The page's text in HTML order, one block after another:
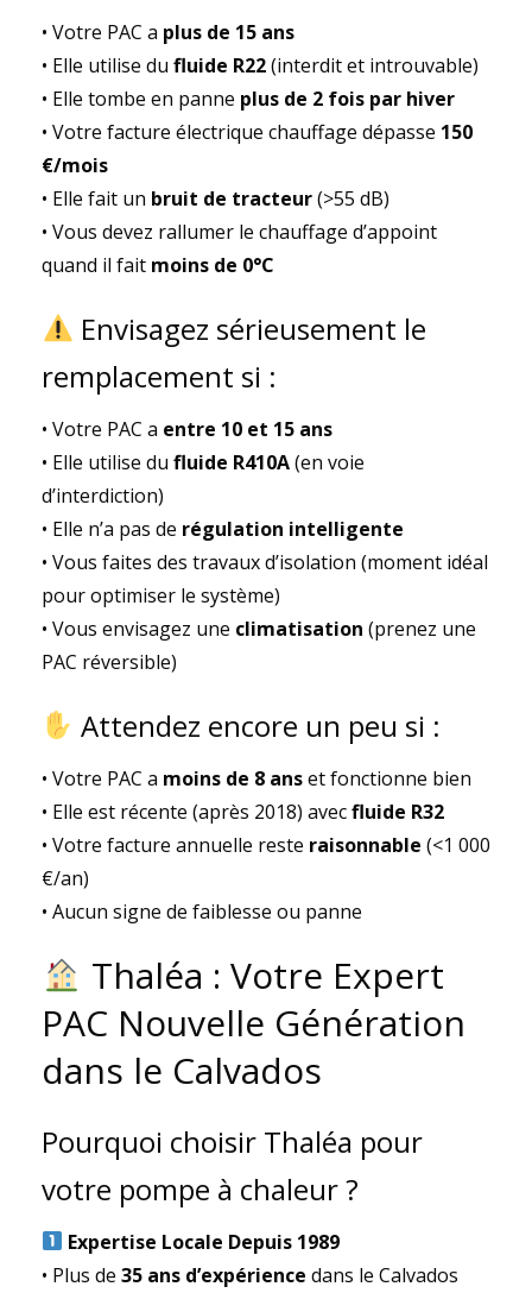
• Votre PAC a plus de 15 ans
• Elle utilise du fluide R22(interdit et introuvable)
• Elle tombe en panne plus de 2 fois par hiver
• Votre facture électrique chauffage dépasse 150
€/mois
• Elle fait un bruit de tracteur(>55 dB)
• Vous devez rallumer le chauffage d’appoint
quand il fait moins de 0°C
Envisagez sérieusement le
remplacement si :
• Votre PAC a entre 10 et 15 ans
• Elle utilise du fluide R410A(en voie
d’interdiction)
• Elle n’a pas de régulation intelligente
• Vous faites des travaux d’isolation (moment idéal
pour optimiser le système)
• Vous envisagez une climatisation (prenez une
PAC réversible)
Attendez encore un peu si :
• Votre PAC a moins de 8 anset fonctionne bien
• Elle est récente (après 2018) avecfluide R32
• Votre facture annuelle reste raisonnable (<1 000
€/an)
• Aucun signe de faiblesse ou panne
Thaléa : Votre Expert
PAC Nouvelle Génération
dans le Calvados
Pourquoi choisir Thaléa pour
votre pompe à chaleur ?
Expertise Locale Depuis 1989
• Plus de 35 ans d’expérience dans le Calvados